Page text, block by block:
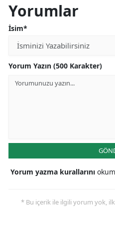
Yorumlar
İsim*
Yorum Yazın (500 Karakter)
Yorum yazma kurallarını
* Bu içerik ile ilgili yorum yok,